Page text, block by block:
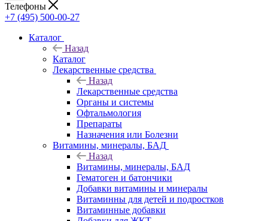
Телефоны
+7 (495) 500-00-27
Каталог
Назад
Каталог
Лекарственные средства
Назад
Лекарственные средства
Органы и системы
Офтальмология
Препараты
Назначения или Болезни
Витамины, минералы, БАД
Назад
Витамины, минералы, БАД
Гематоген и батончики
Добавки витамины и минералы
Витаминны для детей и подростков
Витаминные добавки